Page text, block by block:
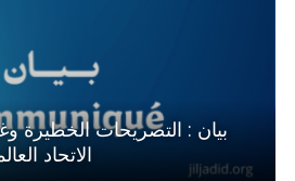
بيان : التصريحات الخطيرة
الاتحاد